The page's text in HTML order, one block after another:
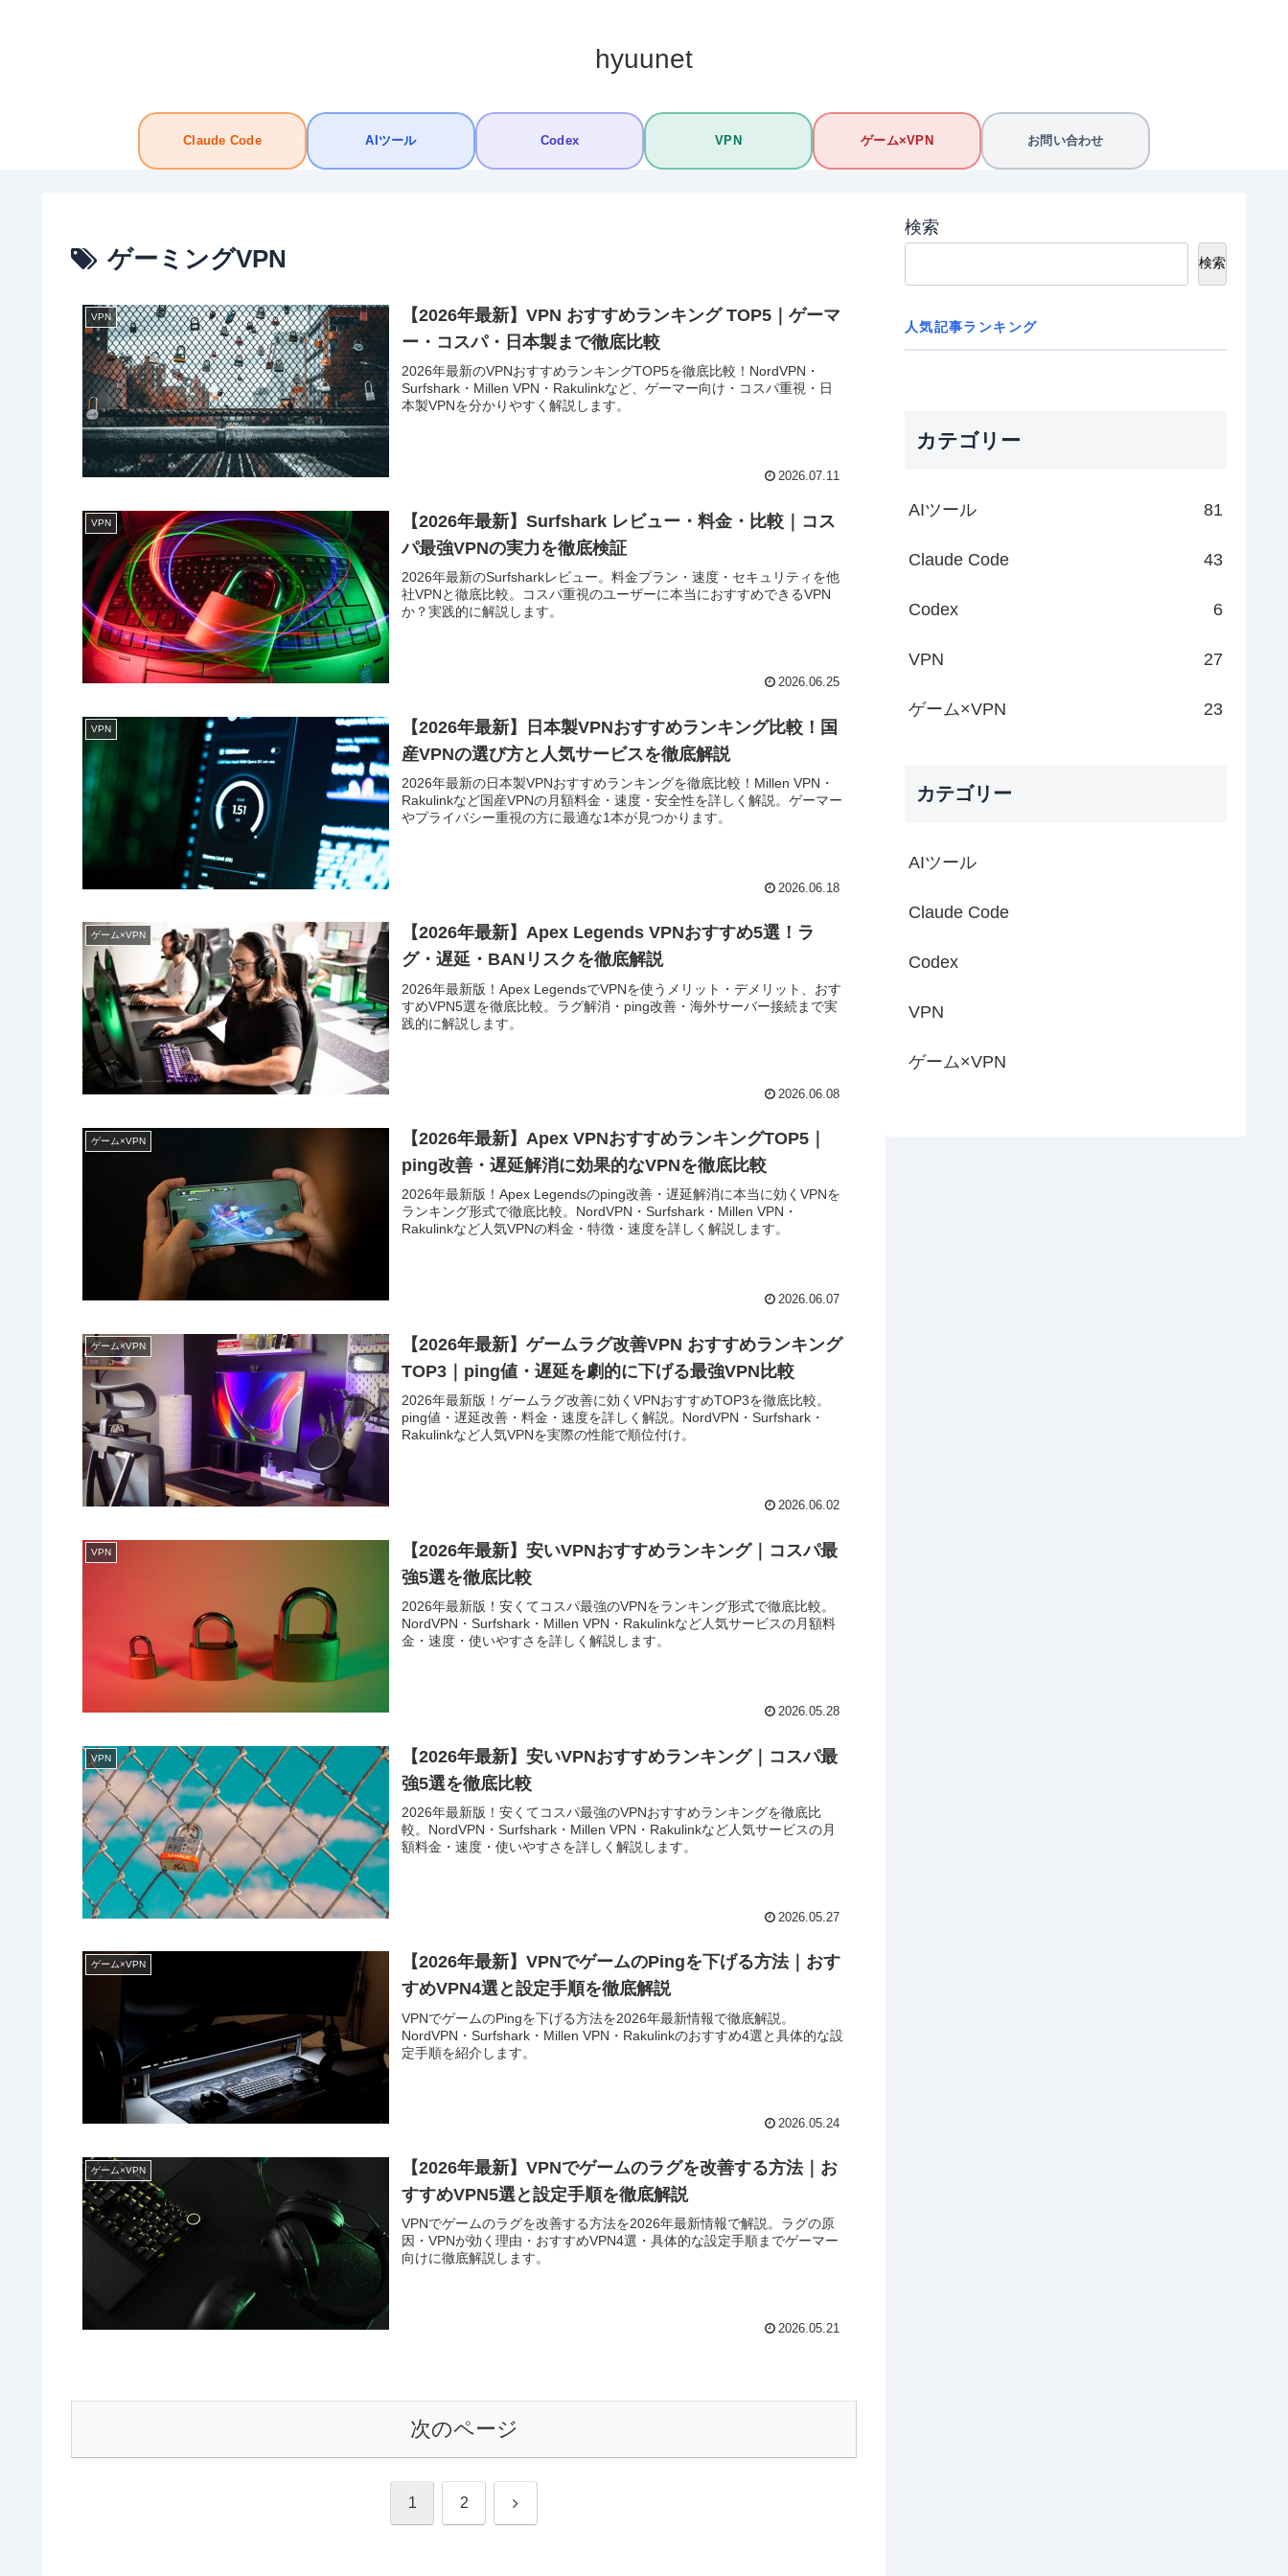
hyuunet
Claude Code AIツール Codex VPN ゲーム×VPN お問い合わせ
ゲーミングVPN
VPN
【2026年最新】VPN おすすめランキング TOP5｜ゲーマ
ー・コスパ・日本製まで徹底比較
2026年最新のVPNおすすめランキングTOP5を徹底比較！NordVPN・
Surfshark・Millen VPN・Rakulinkなど、ゲーマー向け・コスパ重視・日
本製VPNを分かりやすく解説します。
2026.07.11
VPN
【2026年最新】Surfshark レビュー・料金・比較｜コス
パ最強VPNの実力を徹底検証
2026年最新のSurfsharkレビュー。料金プラン・速度・セキュリティを他
社VPNと徹底比較。コスパ重視のユーザーに本当におすすめできるVPN
か？実践的に解説します。
2026.06.25
VPN
【2026年最新】日本製VPNおすすめランキング比較！国
産VPNの選び方と人気サービスを徹底解説
2026年最新の日本製VPNおすすめランキングを徹底比較！Millen VPN・
Rakulinkなど国産VPNの月額料金・速度・安全性を詳しく解説。ゲーマー
やプライバシー重視の方に最適な1本が見つかります。
2026.06.18
ゲーム×VPN
【2026年最新】Apex Legends VPNおすすめ5選！ラ
グ・遅延・BANリスクを徹底解説
2026年最新版！Apex LegendsでVPNを使うメリット・デメリット、おす
すめVPN5選を徹底比較。ラグ解消・ping改善・海外サーバー接続まで実
践的に解説します。
2026.06.08
ゲーム×VPN
【2026年最新】Apex VPNおすすめランキングTOP5｜
ping改善・遅延解消に効果的なVPNを徹底比較
2026年最新版！Apex Legendsのping改善・遅延解消に本当に効くVPNを
ランキング形式で徹底比較。NordVPN・Surfshark・Millen VPN・
Rakulinkなど人気VPNの料金・特徴・速度を詳しく解説します。
2026.06.07
ゲーム×VPN
【2026年最新】ゲームラグ改善VPN おすすめランキング
TOP3｜ping値・遅延を劇的に下げる最強VPN比較
2026年最新版！ゲームラグ改善に効くVPNおすすめTOP3を徹底比較。
ping値・遅延改善・料金・速度を詳しく解説。NordVPN・Surfshark・
Rakulinkなど人気VPNを実際の性能で順位付け。
2026.06.02
VPN
【2026年最新】安いVPNおすすめランキング｜コスパ最
強5選を徹底比較
2026年最新版！安くてコスパ最強のVPNをランキング形式で徹底比較。
NordVPN・Surfshark・Millen VPN・Rakulinkなど人気サービスの月額料
金・速度・使いやすさを詳しく解説します。
2026.05.28
VPN
【2026年最新】安いVPNおすすめランキング｜コスパ最
強5選を徹底比較
2026年最新版！安くてコスパ最強のVPNおすすめランキングを徹底比
較。NordVPN・Surfshark・Millen VPN・Rakulinkなど人気サービスの月
額料金・速度・使いやすさを詳しく解説します。
2026.05.27
ゲーム×VPN
【2026年最新】VPNでゲームのPingを下げる方法｜おす
すめVPN4選と設定手順を徹底解説
VPNでゲームのPingを下げる方法を2026年最新情報で徹底解説。
NordVPN・Surfshark・Millen VPN・Rakulinkのおすすめ4選と具体的な設
定手順を紹介します。
2026.05.24
ゲーム×VPN
【2026年最新】VPNでゲームのラグを改善する方法｜お
すすめVPN5選と設定手順を徹底解説
VPNでゲームのラグを改善する方法を2026年最新情報で解説。ラグの原
因・VPNが効く理由・おすすめVPN4選・具体的な設定手順までゲーマー
向けに徹底解説します。
2026.05.21
次のページ
1 2 次
検索
検索
人気記事ランキング
カテゴリー
AIツール 81
Claude Code 43
Codex 6
VPN 27
ゲーム×VPN 23
カテゴリー
AIツール
Claude Code
Codex
VPN
ゲーム×VPN